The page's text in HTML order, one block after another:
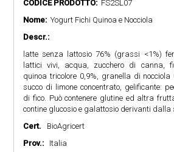
CODICE PRODOTTO: FS2SL07
Nome: Yogurt Fichi Quinoa e Nocciola
Descr.:
latte senza lattosio 76% (grassi <1%)
lattici vivi, acqua, zucchero di canna,
quinoa tricolore 0,9%, granella di
succo di limone concentrato, gelificante:
di fico. Può contenere glutine ed altra
contine glucosio e galattosio derivanti dalla
Cert. BioAgricert
Prov.: Italia